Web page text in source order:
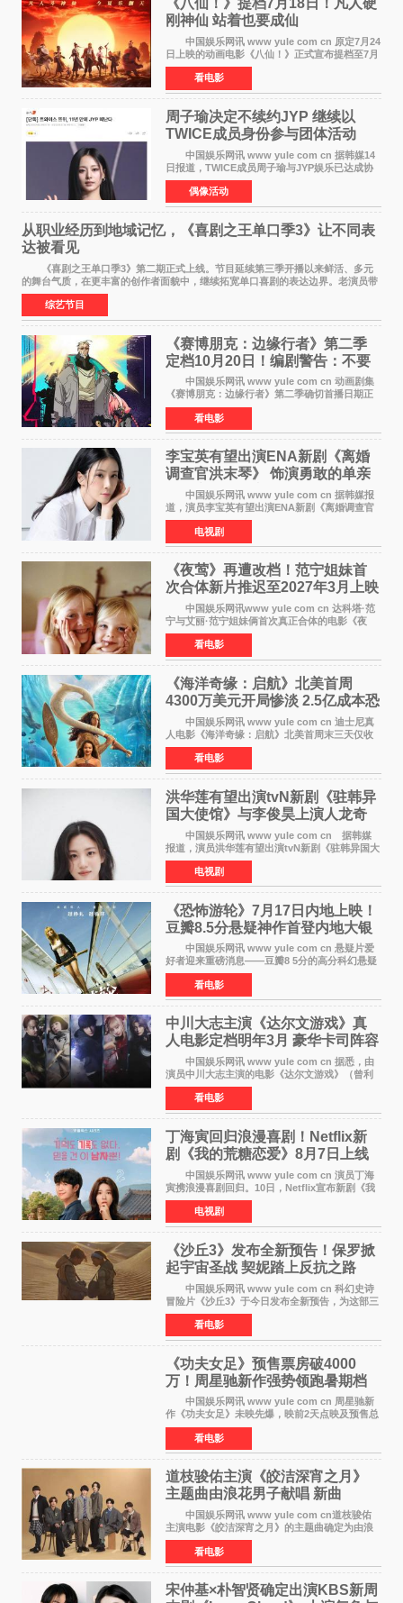
《八仙！》提档7月18日！凡人硬
刚神仙 站着也要成仙
中国娱乐网讯 www yule com cn 原定7月24
日上映的动画电影《八仙！》正式宣布提档至7月
18日。这部国风动画大片将八仙过海，各显神通
这句刻在国人DNA里的俗语玩出了新花样——影
片讲述凡人
看电影
周子瑜决定不续约JYP 继续以
TWICE成员身份参与团体活动
中国娱乐网讯 www yule com cn 据韩媒14
日报道，TWICE成员周子瑜与JYP娱乐已达成协
议，不再续签个人专属合约，但她将继续参与
TWICE的完整团体活动。 周子瑜于2015年通
过生存节目《SIXTE
偶像活动
从职业经历到地域记忆，《喜剧之王单口季3》让不同表
达被看见
《喜剧之王单口季3》第二期正式上线。节目延续第三季开播以来鲜活、多元
的舞台气质，在更丰富的创作者面貌中，继续拓宽单口喜剧的表达边界。老演员带
着更加成熟的文本与舞台掌控回归，新面孔则
综艺节目
《赛博朋克：边缘行者》第二季
定档10月20日！编剧警告：不要
对角色投入太深
中国娱乐网讯 www yule com cn 动画剧集
《赛博朋克：边缘行者》第二季确切首播日期正
式敲定——将于10月20日在Netflix全球上线。此
前，Netflix韩国官方账号曾短暂出现这一日期信
息，随后迅
看电影
李宝英有望出演ENA新剧《离婚
调查官洪末琴》 饰演勇敢的单亲
妈妈家事调查官
中国娱乐网讯 www yule com cn 据韩媒报
道，演员李宝英有望出演ENA新剧《离婚调查官
洪末琴》女主角，引发观众期待。 李宝英在
剧中饰演家庭法院家事调查官洪末琴一角——即
使在极限状况
电视剧
《夜莺》再遭改档！范宁姐妹首
次合体新片推迟至2027年3月上映
中国娱乐网讯www yule com cn 达科塔·范
宁与艾丽·范宁姐妹俩首次真正合体的电影《夜
莺》再度改档，从原定的2027年2月12日推迟至
同年3月19日北美上映，片方希望借此利用春假档
期争取更多年轻
看电影
《海洋奇缘：启航》北美首周
4300万美元开局惨淡 2.5亿成本恐
巨亏1亿
中国娱乐网讯 www yule com cn 迪士尼真
人电影《海洋奇缘：启航》北美首周末三天仅收
4300万美元（开画3827馆），中国内地首周票房
仅840万元人民币，全球开画票房约9500万美
元，远低于业内
看电影
洪华莲有望出演tvN新剧《驻韩异
国大使馆》与李俊昊上演人龙奇
幻罗曼史
中国娱乐网讯 www yule com cn 据韩媒
报道，演员洪华莲有望出演tvN新剧《驻韩异国大
使馆》女主角，与李俊昊合作，引发观众期
待。 该剧讲述了一位因管理驻韩异国大使馆
（负责管理居住在大
电视剧
《恐怖游轮》7月17日内地上映！
豆瓣8.5分悬疑神作首登内地大银
中国娱乐网讯 www yule com cn 悬疑片爱
好者迎来重磅消息——豆瓣8 5分的高分科幻悬疑
电影《恐怖游轮》正式宣布定档7月17日在内地上
映。这部由英国导演克里斯托弗·史密斯执导、惊
悚片女王梅
看电影
中川大志主演《达尔文游戏》真
人电影定档明年3月 豪华卡司阵容
公开
中国娱乐网讯 www yule com cn 据悉，由
演员中川大志主演的电影《达尔文游戏》（曾利
文彦执导）将于明年3月12日上映，该消息于7月9
日公布。 本片为累计发行量突破1000万册的
同名漫画的真
看电影
丁海寅回归浪漫喜剧！Netflix新
剧《我的荒糖恋爱》8月7日上线
中国娱乐网讯 www yule com cn 演员丁海
寅携浪漫喜剧回归。10日，Netflix宣布新剧《我
的荒糖恋爱》将于下月7日上线。 《我的荒糖
恋爱》是一部浪漫喜剧，讲述患上失忆症的检察
官高恩彩与
电视剧
《沙丘3》发布全新预告！保罗掀
起宇宙圣战 契妮踏上反抗之路
中国娱乐网讯 www yule com cn 科幻史诗
冒险片《沙丘3》于今日发布全新预告，为这部三
部曲最终章揭开神秘面纱。预告中展现了17年过
去后，保罗·厄崔迪以穆阿迪布之名登基称帝，发
动了一场
看电影
《功夫女足》预售票房破4000
万！周星驰新作强势领跑暑期档
中国娱乐网讯 www yule com cn 周星驰新
作《功夫女足》未映先爆，映前2天点映及预售总
票房已突破4000万大关，成为暑期档最受期待的
电影之一。这部融合功夫元素与足球题材的喜剧
电影，将于7月
看电影
道枝骏佑主演《皎洁深宵之月》
主题曲由浪花男子献唱 新曲
《Moonlit》预告公开
中国娱乐网讯 www yule com cn道枝骏佑
主演电影《皎洁深宵之月》的主题曲确定为由浪
花男子演唱的新曲《Moonlit》。使用该乐曲的最
新预告片也已制作完成。 本片讲述的是市村
琥珀（道枝骏佑
看电影
宋仲基×朴智贤确定出演KBS新周